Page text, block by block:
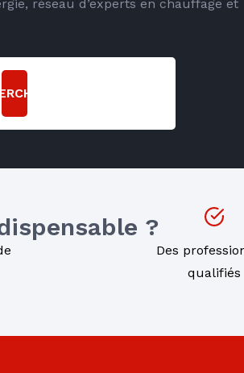
?
réseau d’experts en chauffage et
Des
qualifiés